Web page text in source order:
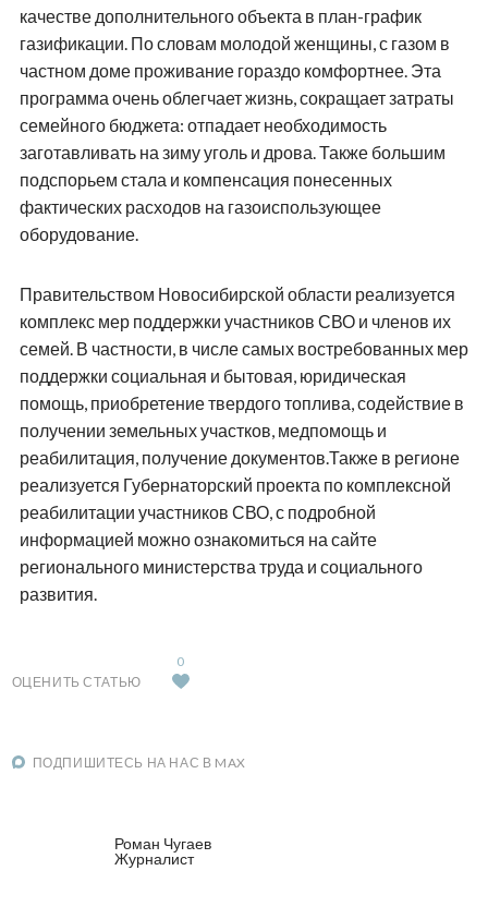
качестве дополнительного объекта в план-график
газификации. По словам молодой женщины, с газом в
частном доме проживание гораздо комфортнее. Эта
программа очень облегчает жизнь, сокращает затраты
семейного бюджета: отпадает необходимость
заготавливать на зиму уголь и дрова. Также большим
подспорьем стала и компенсация понесенных
фактических расходов на газоиспользующее
оборудование.
Правительством Новосибирской области реализуется
комплекс мер поддержки участников СВО и членов их
семей. В частности, в числе самых востребованных мер
поддержки социальная и бытовая, юридическая
помощь, приобретение твердого топлива, содействие в
получении земельных участков, медпомощь и
реабилитация, получение документов.Также в регионе
реализуется Губернаторский проекта по комплексной
реабилитации участников СВО, с подробной
информацией можно ознакомиться на сайте
регионального министерства труда и социального
развития.
ОЦЕНИТЬ СТАТЬЮ
0
ПОДПИШИТЕСЬ НА НАС В MAX
Роман Чугаев
Журналист